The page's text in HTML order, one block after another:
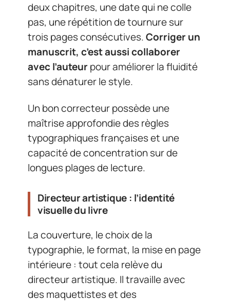
deux chapitres, une date qui ne colle
pas, une répétition de tournure sur
trois pages consécutives.Corriger un
manuscrit, c’est aussi collaborer
avec l’auteurpour améliorer la fluidité
sans dénaturer le style.
Un bon correcteur possède une
maîtrise approfondie des règles
typographiques françaises et une
capacité de concentration sur de
longues plages de lecture.
Directeur artistique : l’identité
visuelle du livre
La couverture, le choix de la
typographie, le format, la mise en page
intérieure : tout cela relève du
directeur artistique. Il travaille avec
des maquettistes et des